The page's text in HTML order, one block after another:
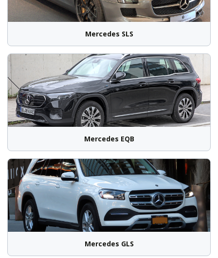
Mercedes SLS
Mercedes EQB
Mercedes GLS